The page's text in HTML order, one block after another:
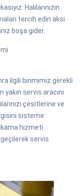
Halılarınızın
tercih edin aksi
boşa gider.
ilgili birimimiz gerekli
servis aracını
çesitlerine ve
sisteme
hizmeti
servis